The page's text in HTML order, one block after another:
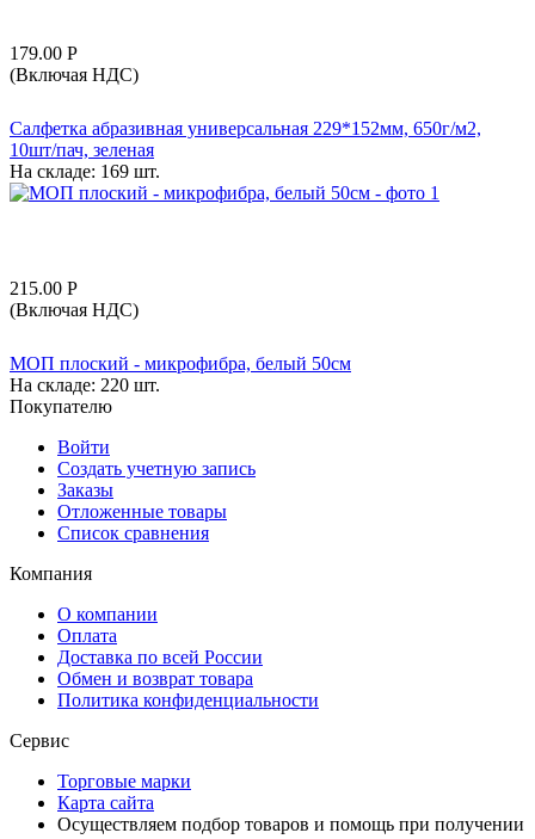
179.00 Р
(Включая НДС)
Салфетка абразивная универсальная 229*152мм, 650г/м2,
10шт/пач, зеленая
На складе: 169 шт.
215.00 Р
(Включая НДС)
МОП плоский - микрофибра, белый 50см
На складе: 220 шт.
Покупателю
Войти
Создать учетную запись
Заказы
Отложенные товары
Список сравнения
Компания
О компании
Оплата
Доставка по всей России
Обмен и возврат товара
Политика конфиденциальности
Сервис
Торговые марки
Карта сайта
Осуществляем подбор товаров и помощь при получении